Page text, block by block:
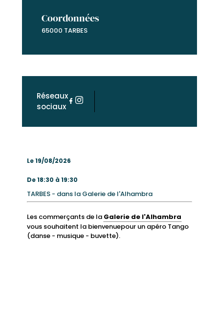
Coordonnées
65000 TARBES
Réseaux
sociaux
Le 19/08/2026
De 18:30 à 19:30
TARBES - dans la Galerie de l'Alhambra
Les commerçants de la Galerie de l'Alhambra
vous souhaitent la bienvenuepour un apéro Tango
(danse - musique - buvette).